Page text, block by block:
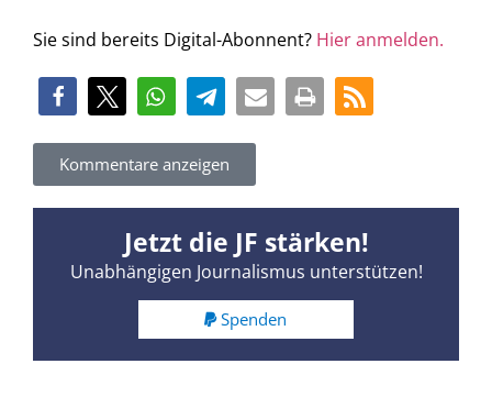
Sie sind bereits Digital-Abonnent? Hier anmelden.
Kommentare anzeigen
Jetzt die JF stärken!
Unabhängigen Journalismus unterstützen!
Spenden